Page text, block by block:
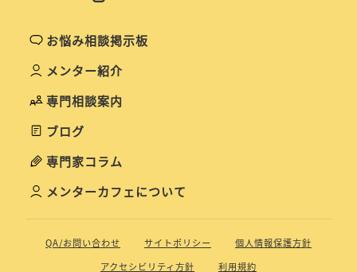
お悩み相談掲示板
メンター紹介
専門相談案内
ブログ
専門家コラム
メンターカフェについて
QA/お問い合わせ サイトポリシー
個人情報保護方針
アクセシビリティ方針
利用規約